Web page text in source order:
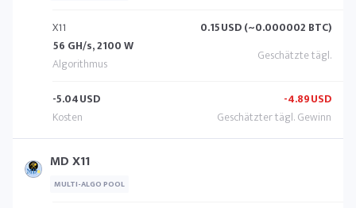
X11
56 GH/s, 2100 W
0.15USD (~0.000002 BTC)
-5.04USD -4.89USD
MD X11
MULTI-ALGO POOL